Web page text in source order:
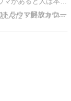
きます。家庭環境に
ソナをつけて生きて
マ解放カウンセリング